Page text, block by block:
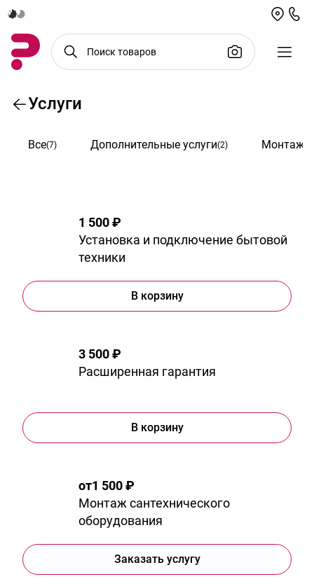
Услуги
Все(7) Дополнительные услуги(2) Монтаж и
1 500 ₽
Установка и подключение бытовой
техники
В корзину
3 500 ₽
Расширенная гарантия
В корзину
от1 500 ₽
Монтаж сантехнического
оборудования
Заказать услугу